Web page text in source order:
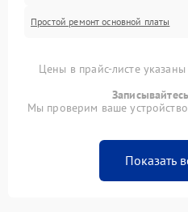
Простой ремонт основной платы
Цены в прайс-листе
Мы проверим ваше
Показать